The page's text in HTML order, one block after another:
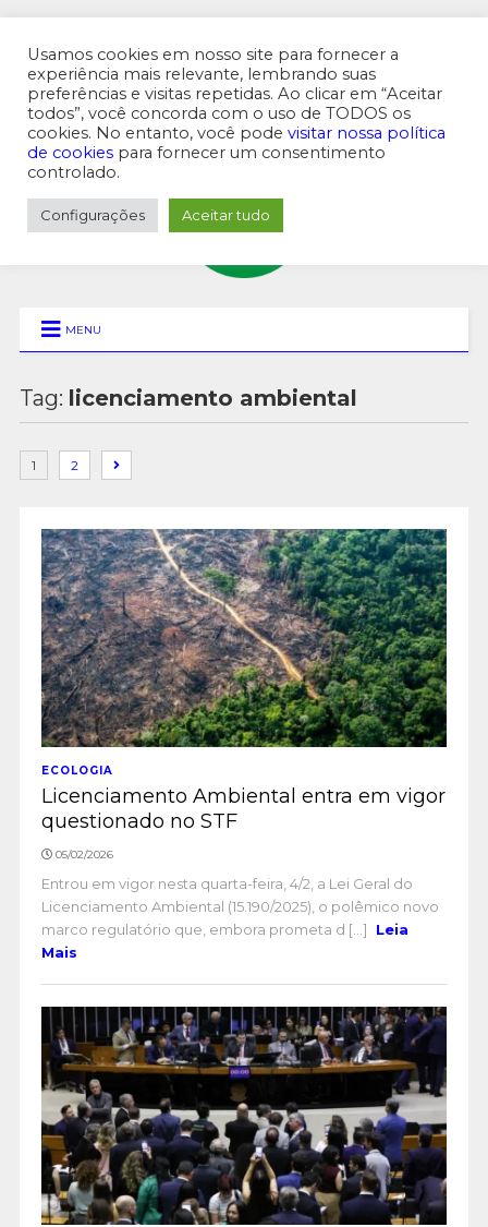
MENU SUPERIOR
MENU
Tag: licenciamento ambiental
1 2
ECOLOGIA
Licenciamento Ambiental entra em vigor
questionado no STF
05/02/2026
Entrou em vigor nesta quarta-feira, 4/2, a Lei Geral do
Licenciamento Ambiental (15.190/2025), o polêmico novo
marco regulatório que, embora prometa d [...]
Leia
Mais
Usamos cookies em nosso site para fornecer a
experiência mais relevante, lembrando suas
preferências e visitas repetidas. Ao clicar em “Aceitar
todos”, você concorda com o uso de TODOS os
cookies. No entanto, você pode visitar nossa política
de cookies para fornecer um consentimento
controlado.
Configurações Aceitar tudo